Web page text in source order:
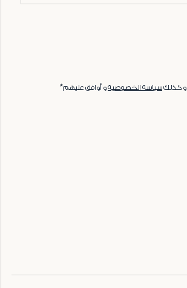
و كذلكسياسة الخصوصيةو أوافق عليهم*